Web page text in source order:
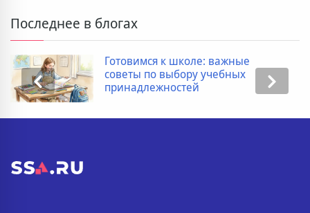
Последнее в блогах
Готовимся к школе: важные
советы по выбору учебных
принадлежностей